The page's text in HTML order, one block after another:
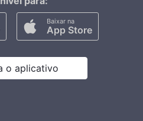
Baixar na
App Store
o aplicativo